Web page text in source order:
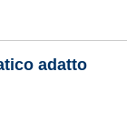
adatto